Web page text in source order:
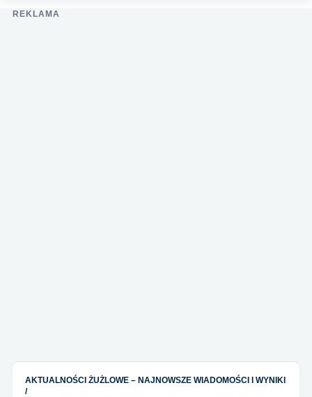
REKLAMA
AKTUALNOŚCI ŻUŻLOWE – NAJNOWSZE WIADOMOŚCI I WYNIKI
/